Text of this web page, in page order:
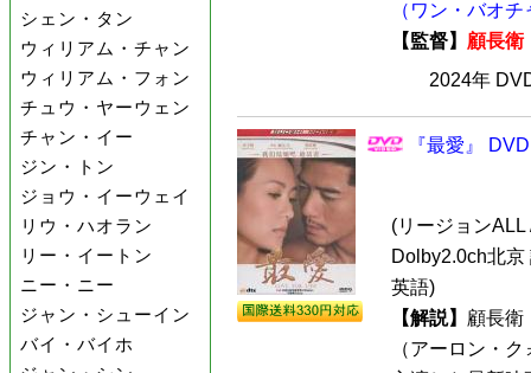
シェン・タン
ウィリアム・チャン
ウィリアム・フォン
チュウ・ヤーウェン
チャン・イー
ジン・トン
ジョウ・イーウェイ
リウ・ハオラン
リー・イートン
ニー・ニー
ジャン・シューイン
バイ・バイホ
（ワン・バオ
【監督】 顧長衛
2024年
『最愛』
(リージョン
Dolby2.0ch北
英語)
【解説】 顧長衛
（アーロン・